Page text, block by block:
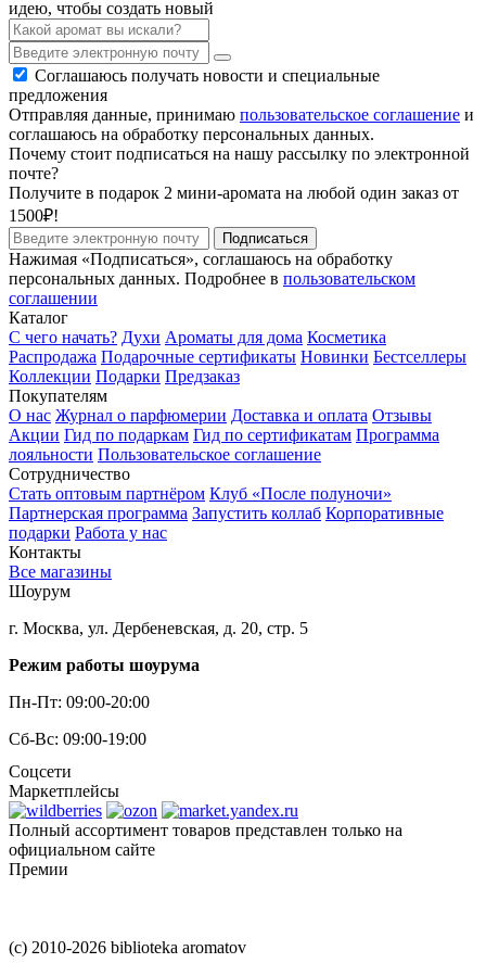
идею, чтобы создать новый
Соглашаюсь получать новости и специальные
предложения
Отправляя данные, принимаю пользовательское соглашение и
соглашаюсь на обработку персональных данных.
Почему стоит подписаться на нашу рассылку по электронной
почте?
Получите в подарок 2 мини-аромата на любой один заказ от
1500₽!
Подписаться
Нажимая «Подписаться», соглашаюсь на обработку
персональных данных. Подробнее в пользовательском
соглашении
Каталог
С чего начать? Духи Ароматы для дома Косметика
Распродажа Подарочные сертификаты Новинки Бестселлеры
Коллекции Подарки Предзаказ
Покупателям
О нас Журнал о парфюмерии Доставка и оплата Отзывы
Акции Гид по подаркам Гид по сертификатам Программа
лояльности Пользовательское соглашение
Сотрудничество
Стать оптовым партнёром Клуб «После полуночи»
Партнерская программа Запустить коллаб Корпоративные
подарки Работа у нас
Контакты
Все магазины
Шоурум
г. Москва, ул. Дербеневская, д. 20, стр. 5
Режим работы шоурума
Пн-Пт: 09:00-20:00
Сб-Вс: 09:00-19:00
Соцсети
Маркетплейсы
Полный ассортимент товаров представлен только на
официальном сайте
Премии
(c) 2010-2026 biblioteka aromatov